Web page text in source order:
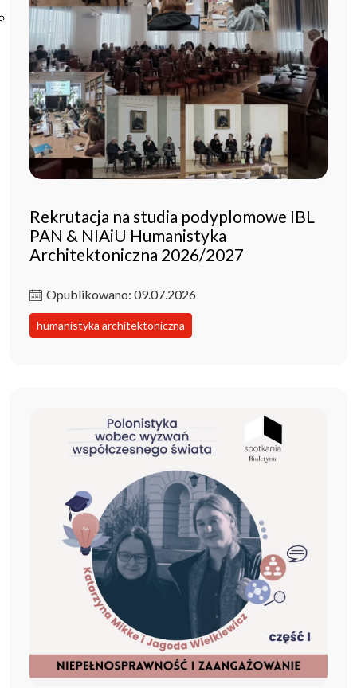
Poczta ibl.waw.pl
Kontakt
Rekrutacja na studia podyplomowe IBL
PAN & NIAiU Humanistyka
Architektoniczna 2026/2027
Opublikowano: 09.07.2026
humanistyka architektoniczna